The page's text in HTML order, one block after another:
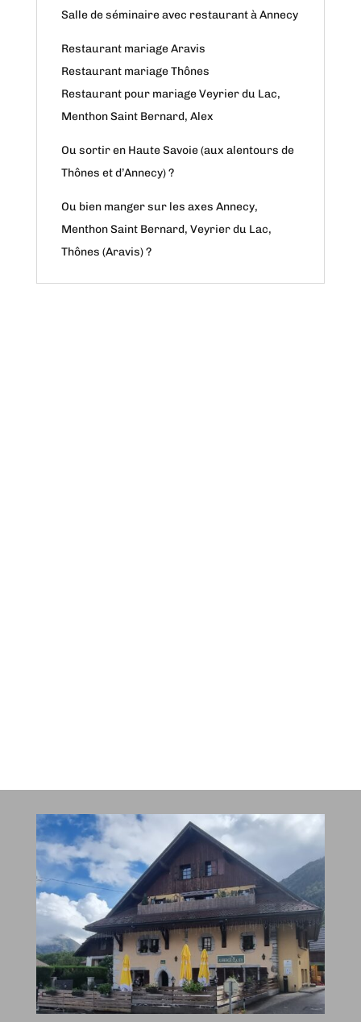
Salle de séminaire avec restaurant à Annecy
Restaurant mariage Aravis
Restaurant mariage Thônes
Restaurant pour mariage Veyrier du Lac,
Menthon Saint Bernard, Alex
Ou sortir en Haute Savoie (aux alentours de
Thônes et d’Annecy) ?
Ou bien manger sur les axes Annecy,
Menthon Saint Bernard, Veyrier du Lac,
Thônes (Aravis) ?